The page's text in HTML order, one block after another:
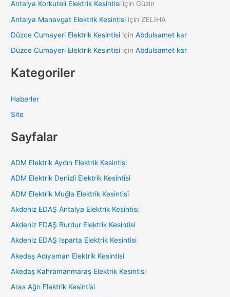
Antalya Korkuteli Elektrik Kesintisi için Güzin
Antalya Manavgat Elektrik Kesintisi için ZELİHA
Düzce Cumayeri Elektrik Kesintisi içinAbdulsamet kar
Düzce Cumayeri Elektrik Kesintisi içinAbdulsamet kar
Kategoriler
Haberler
Site
Sayfalar
ADM Elektrik Aydın Elektrik Kesintisi
ADM Elektrik Denizli Elektrik Kesintisi
ADM Elektrik Muğla Elektrik Kesintisi
Akdeniz EDAŞ Antalya Elektrik Kesintisi
Akdeniz EDAŞ Burdur Elektrik Kesintisi
Akdeniz EDAŞ Isparta Elektrik Kesintisi
Akedaş Adıyaman Elektrik Kesintisi
Akedaş Kahramanmaraş Elektrik Kesintisi
Aras Ağrı Elektrik Kesintisi